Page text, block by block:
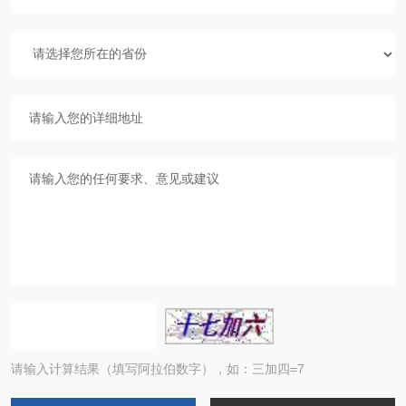
请输入计算结果（填写阿拉伯数字），如：三加四=7